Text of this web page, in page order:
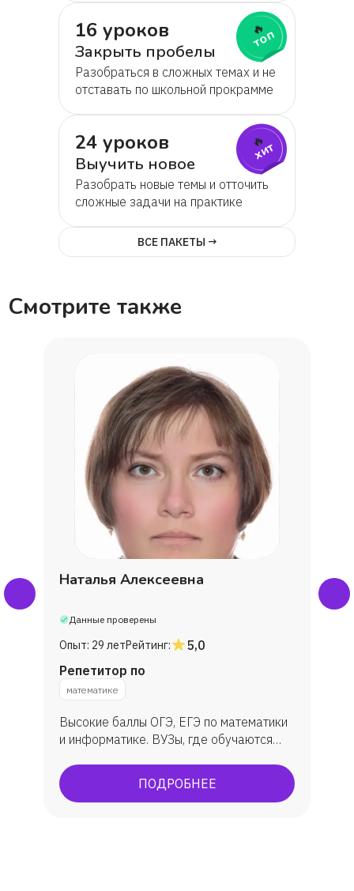
16 уроков
Закрыть пробелы
Разобраться в сложных темах и не
отставать по школьной прокрамме
🔥
топ
24 уроков
Выучить новое
Разобрать новые темы и отточить
сложные задачи на практике
🔥
хит
ВСЕ ПАКЕТЫ →
Смотрите также
Наталья Алексеевна
Данные проверены
Опыт: 29 летРейтинг:
5,0
Репетитор по
математике
Высокие баллы ОГЭ, ЕГЭ по математики
и информатике. ВУЗы, где обучаются
(ИММиКН - мехмат) и др.
ПОДРОБНЕЕ